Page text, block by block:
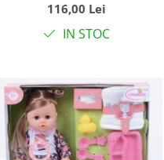
olita, haine de schimb si
sunete in limba
116,00 Lei
IN STOC